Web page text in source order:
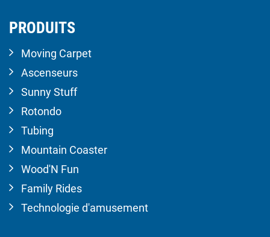
PRODUITS
Moving Carpet
Ascenseurs
Sunny Stuff
Rotondo
Tubing
Mountain Coaster
Wood'N Fun
Family Rides
Technologie d'amusement